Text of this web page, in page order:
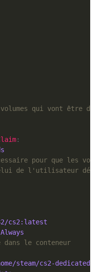
qui vont être
pour que les
de l'utilisateur
cs2:latest
Always
dans le conteneur
steam/cs2-dedicated/